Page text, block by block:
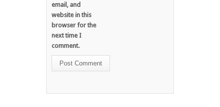
email, and
website in this
browser for the
next time I
comment.